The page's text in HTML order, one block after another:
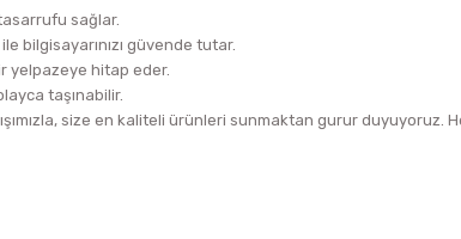
sağlar.
ile bilgisayarınızı güvende tutar.
yelpazeye hitap eder.
taşınabilir.
size en kaliteli ürünleri sunmaktan gurur duyuyoruz.